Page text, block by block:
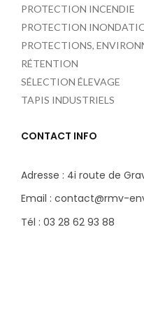
PROTECTION INCENDIE
PROTECTION
PROTECTIONS,
RÉTENTION
SÉLECTION ÉLEVAGE
TAPIS INDUSTRIELS
CONTACT INFO
Adresse : 4i route de
Email : contact@rmv-
Tél : 03 28 62 93 88